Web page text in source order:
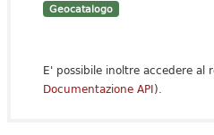
Geocatalogo
E' possibile inoltre accedere al
Documentazione API).